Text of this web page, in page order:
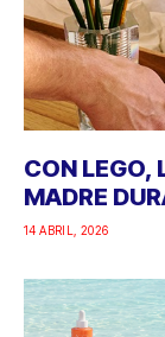
CON LEGO,
MADRE
14 ABRIL, 2026